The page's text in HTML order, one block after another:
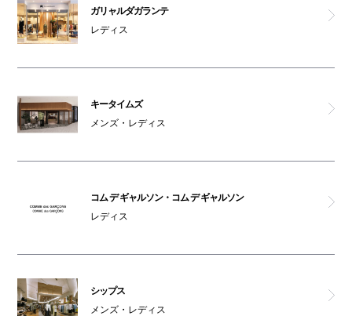
ガリャルダガランテ
レディス
キータイムズ
メンズ・レディス
コム デ ギャルソン・コム デ ギャルソン
レディス
シップス
メンズ・レディス